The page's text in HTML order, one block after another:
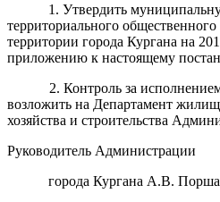
1. Утвердить
территориального
территории города Кургана на
приложению к настоящему
2. Контроль за
возложить на Департамент
хозяйства и строительства
Руководитель Администрации
города Кургана А.В.